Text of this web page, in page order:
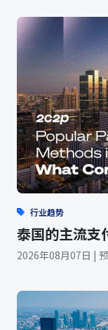
行业趋势
泰国的主流支
2026年08月07日 |